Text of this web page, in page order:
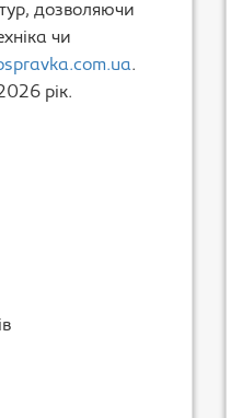
дозволяючи
чи
.
рік.